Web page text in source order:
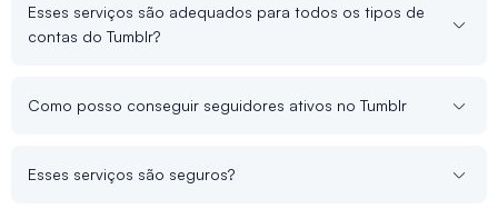
Esses serviços são adequados para todos os tipos de
contas do Tumblr?
Como posso conseguir seguidores ativos no Tumblr
Esses serviços são seguros?